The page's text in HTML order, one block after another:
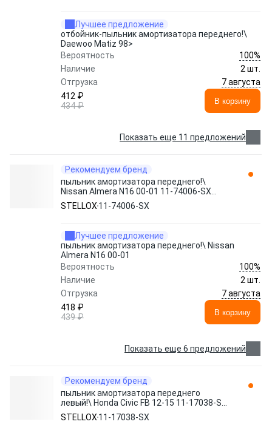
Лучшее предложение
отбойник-пыльник амортизатора переднего!\
Daewoo Matiz 98>
Вероятность
100%
Наличие
2 шт.
Отгрузка
7 августа
412 ₽
434 ₽
В корзину
Показать еще 11 предложений
Рекомендуем бренд
пыльник амортизатора переднего!\
Nissan Almera N16 00-01 11-74006-SX
STELLOX
STELLOX 11-74006-SX
Лучшее предложение
пыльник амортизатора переднего!\ Nissan
Almera N16 00-01
Вероятность
100%
Наличие
2 шт.
Отгрузка
7 августа
418 ₽
439 ₽
В корзину
Показать еще 6 предложений
Рекомендуем бренд
пыльник амортизатора переднего
левый!\ Honda Civic FB 12-15 11-17038-SX
STELLOX
STELLOX 11-17038-SX